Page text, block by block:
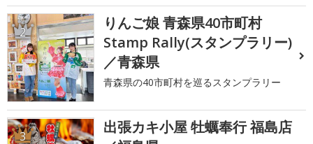
2
りんご娘 青森県40市町村
Stamp Rally(スタンプラリー)
／青森県
青森県の40市町村を巡るスタンプラリー
3
出張カキ小屋 牡蠣奉行 福島店